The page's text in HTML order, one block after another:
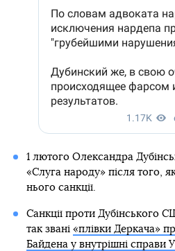
1 лютого Олександра
«Слуга народу» після того,
нього санкції.
Санкції проти Дубінського
так звані «плівки Деркача»
Байдена у внутрішні справи